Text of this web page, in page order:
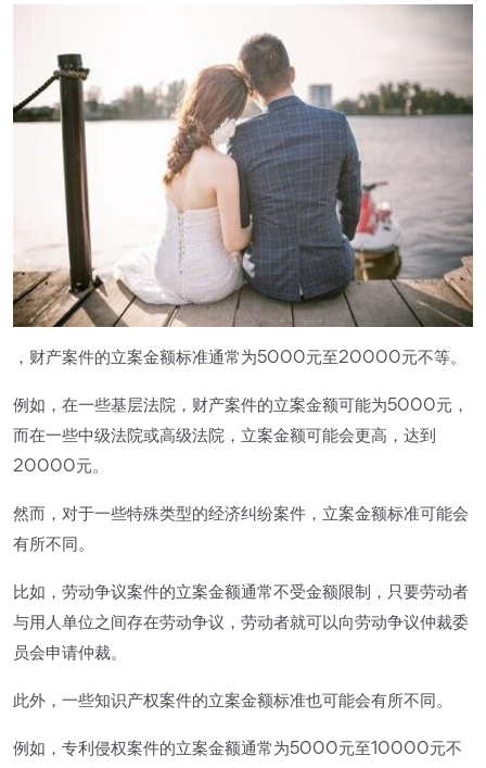
，财产案件的立案金额标准通常为5000元至20000元不等。
例如，在一些基层法院，财产案件的立案金额可能为5000元，
而在一些中级法院或高级法院，立案金额可能会更高，达到
20000元。
然而，对于一些特殊类型的经济纠纷案件，立案金额标准可能会
有所不同。
比如，劳动争议案件的立案金额通常不受金额限制，只要劳动者
与用人单位之间存在劳动争议，劳动者就可以向劳动争议仲裁委
员会申请仲裁。
此外，一些知识产权案件的立案金额标准也可能会有所不同。
例如，专利侵权案件的立案金额通常为5000元至10000元不